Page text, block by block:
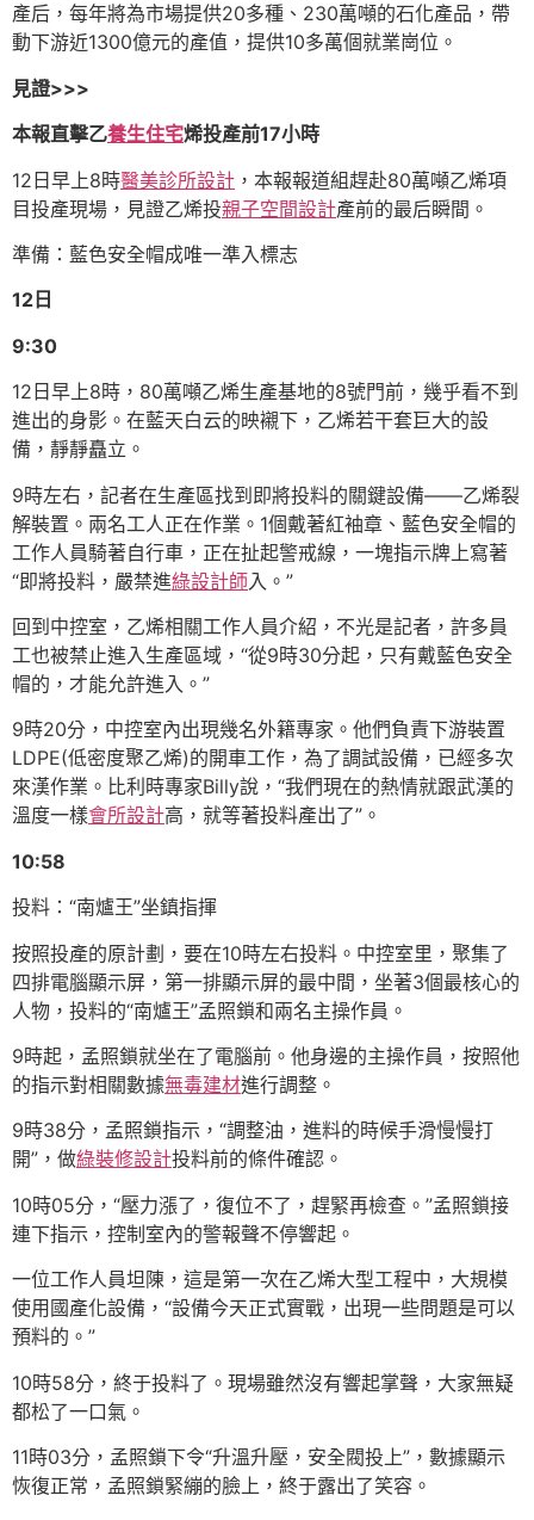
產后，每年將為市場提供20多種、230萬噸的石化產品，帶
動下游近1300億元的產值，提供10多萬個就業崗位。
見證>>>
本報直擊乙養生住宅烯投產前17小時
12日早上8時醫美診所設計 ，本報報道組趕赴80萬噸乙烯項
目投產現場，見證乙烯投親子空間設計產前的最后瞬間。
準備：藍色安全帽成唯一準入標志
12日
9:30
12日早上8時，80萬噸乙烯生產基地的8號門前，幾乎看不到
進出的身影。在藍天白云的映襯下，乙烯若干套巨大的設
備，靜靜矗立。
9時左右，記者在生產區找到即將投料的關鍵設備——乙烯裂
解裝置。兩名工人正在作業。1個戴著紅袖章、藍色安全帽的
工作人員騎著自行車，正在扯起警戒線，一塊指示牌上寫著
“即將投料，嚴禁進綠設計師入。”
回到中控室，乙烯相關工作人員介紹，不光是記者，許多員
工也被禁止進入生產區域，“從9時30分起，只有戴藍色安全
帽的，才能允許進入。”
9時20分，中控室內出現幾名外籍專家。他們負責下游裝置
LDPE(低密度聚乙烯)的開車工作，為了調試設備，已經多次
來漢作業。比利時專家Billy說，“我們現在的熱情就跟武漢的
溫度一樣會所設計高，就等著投料產出了”。
10:58
投料：“南爐王”坐鎮指揮
按照投產的原計劃，要在10時左右投料。中控室里，聚集了
四排電腦顯示屏，第一排顯示屏的最中間，坐著3個最核心的
人物，投料的“南爐王”孟照鎖和兩名主操作員。
9時起，孟照鎖就坐在了電腦前。他身邊的主操作員，按照他
的指示對相關數據無毒建材進行調整。
9時38分，孟照鎖指示，“調整油，進料的時候手滑慢慢打
開”，做綠裝修設計投料前的條件確認。
10時05分，“壓力漲了，復位不了，趕緊再檢查。”孟照鎖接
連下指示，控制室內的警報聲不停響起。
一位工作人員坦陳，這是第一次在乙烯大型工程中，大規模
使用國產化設備，“設備今天正式實戰，出現一些問題是可以
預料的。”
10時58分，終于投料了。現場雖然沒有響起掌聲，大家無疑
都松了一口氣。
11時03分，孟照鎖下令“升溫升壓，安全閥投上”，數據顯示
恢復正常，孟照鎖緊繃的臉上，終于露出了笑容。